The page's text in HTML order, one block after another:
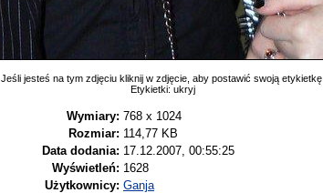
Jeśli jesteś na tym zdjęciu kliknij w zdjęcie, aby postawić swoją etykietkę.
Etykietki: ukryj
Wymiary: 768 x 1024
Rozmiar: 114,77 KB
Data dodania: 17.12.2007, 00:55:25
Wyświetleń: 1628
Użytkownicy: Ganja